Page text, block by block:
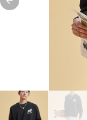
Previous slide